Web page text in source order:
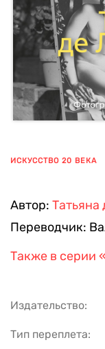
ИСКУССТВО 20 ВЕКА
Автор: Татьяна
Переводчик:
Также в серии
Издательство:
Тип переплета: